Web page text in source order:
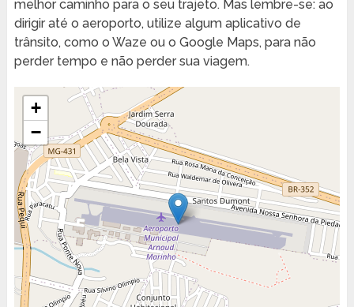
melhor caminho para o seu trajeto. Mas lembre-se: ao
dirigir até o aeroporto, utilize algum aplicativo de
trânsito, como o Waze ou o Google Maps, para não
perder tempo e não perder sua viagem.
+
−